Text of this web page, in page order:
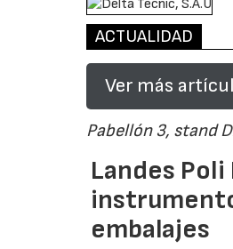
ACTUALIDAD
Ver más
Pabellón 3, stand
Landes
embalajes